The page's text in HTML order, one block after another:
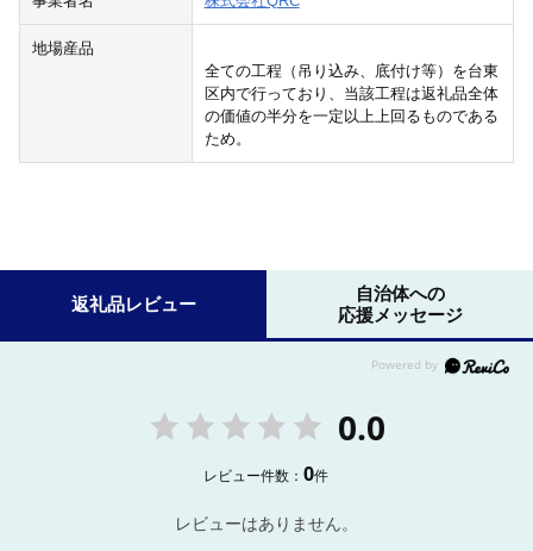
地場産品
全ての工程（吊り込み、底付け等）を台東
区内で行っており、当該工程は返礼品全体
の価値の半分を一定以上上回るものである
ため。
返礼品レビュー
自治体への
応援メッセージ
0.0
レビュー件数：0件
レビューはありません。